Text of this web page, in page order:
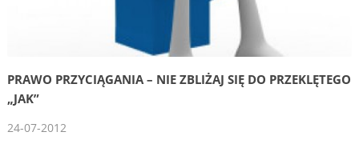
PRAWO PRZYCIĄGANIA – NIE ZBLIŻAJ SIĘ DO PRZEKLĘTEGO
„JAK”
24-07-2012